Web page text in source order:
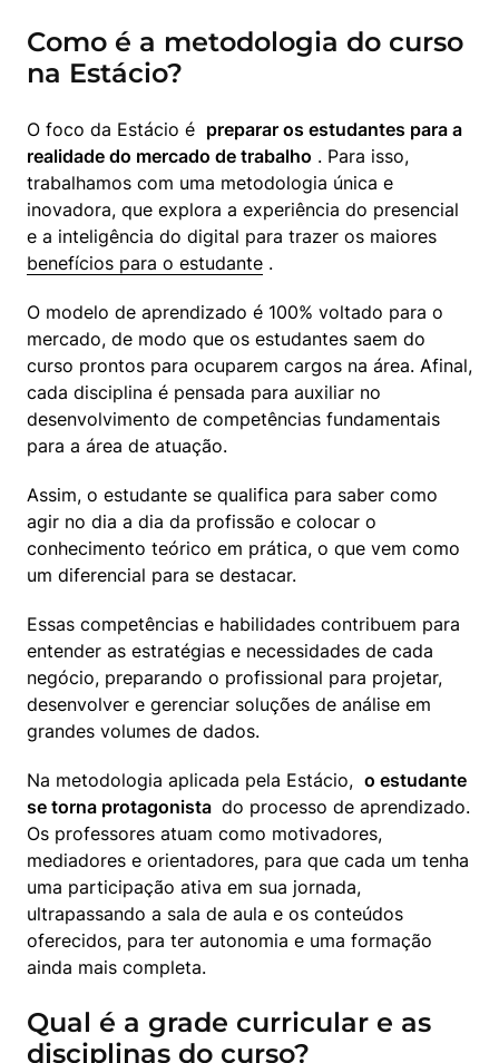
Como é a metodologia do curso
na Estácio?
O foco da Estácio é preparar os estudantes para a
realidade do mercado de trabalho . Para isso,
trabalhamos com uma metodologia única e
inovadora, que explora a experiência do presencial
benefícios para o estudante .
O modelo de aprendizado é 100% voltado para o
mercado, de modo que os estudantes saem do
curso prontos para ocuparem cargos na área. Afinal,
cada disciplina é pensada para auxiliar no
desenvolvimento de competências fundamentais
para a área de atuação.
Assim, o estudante se qualifica para saber como
agir no dia a dia da profissão e colocar o
conhecimento teórico em prática, o que vem como
um diferencial para se destacar.
Essas competências e habilidades contribuem para
entender as estratégias e necessidades de cada
negócio, preparando o profissional para projetar,
desenvolver e gerenciar soluções de análise em
grandes volumes de dados.
Na metodologia aplicada pela Estácio, o estudante
se torna protagonista do processo de aprendizado.
Os professores atuam como motivadores,
mediadores e orientadores, para que cada um tenha
uma participação ativa em sua jornada,
ultrapassando a sala de aula e os conteúdos
oferecidos, para ter autonomia e uma formação
ainda mais completa.
Qual é a grade curricular e as
disciplinas do curso?